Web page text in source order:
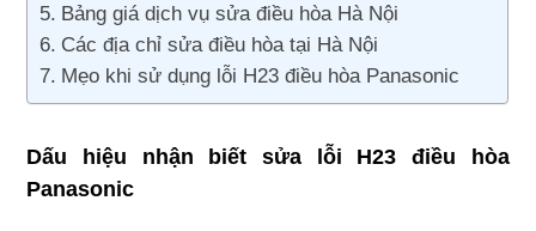
Bảng giá dịch vụ sửa điều hòa Hà Nội
Các địa chỉ sửa điều hòa tại Hà Nội
Mẹo khi sử dụng lỗi H23 điều hòa Panasonic
Dấu hiệu nhận biết sửa lỗi H23 điều hòa
Panasonic